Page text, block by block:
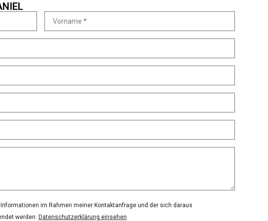
im Rahmen meiner Kontaktanfrage und der sich daraus
werden. Datenschutzerklärung einsehen